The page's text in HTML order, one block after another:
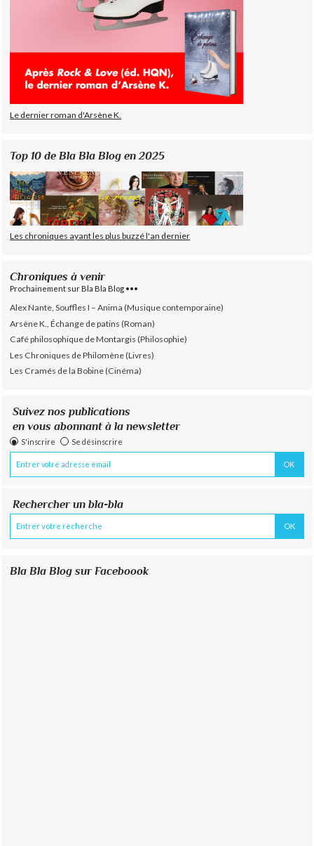
Le dernier roman d'Arsène K.
Top 10 de Bla Bla Blog en 2025
Les chroniques ayant les plus buzzé l'an dernier
Chroniques à venir
Prochainement sur Bla Bla Blog •••
Alex Nante, Souffles I – Anima (Musique contemporaine)
Arsène K., Échange de patins (Roman)
Café philosophique de Montargis (Philosophie)
Les Chroniques de Philomène (Livres)
Les Cramés de la Bobine (Cinéma)
Suivez nos publications
en vous abonnant à la newsletter
S'inscrire Se désinscrire
Rechercher un bla-bla
Bla Bla Blog sur Faceboook